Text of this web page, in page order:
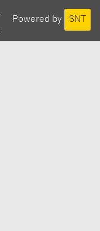
Powered by SNT